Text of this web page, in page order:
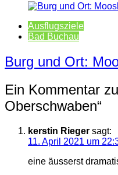
Ausflugsziele
Bad Buchau
Burg und Ort:
Ein Kommentar
Oberschwaben“
kerstin Rieger sagt:
11. April 2021 um
eine äusserst